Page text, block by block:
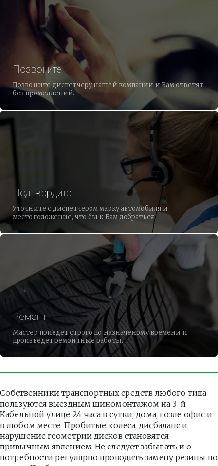
Позвоните
Позвоните диспетчеру нашей компании и Вам ответят
без промедлений.
Подтвердите
Уточните с диспетчером марку автомобиля и
местоположение, что бы к Вам добраться.
Ремонт
Мастер приедет строго по назначеному времени и
произведет ремонтные работы.
Собственники транспортных средств любого типа
пользуются выездным шиномонтажом на 3-й
Кабельной улице 24 часа в сутки, дома, возле офис и
в любом месте. Пробитые колеса, дисбаланс и
нарушение геометрии дисков становятся
привычным явлением. Не следует забывать и о
потребности регулярно проводить замену резины по